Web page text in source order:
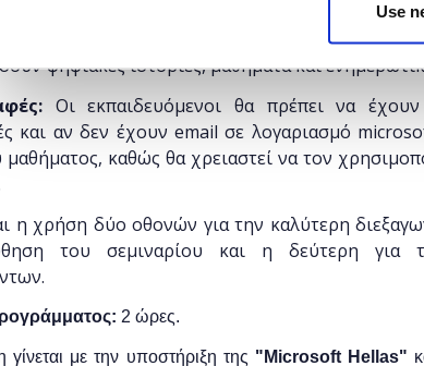
Use
πλαίσια της υβριδικής μάθησης. Κατά την
θα γνωρίσουν το Office Sway και τα
ψηφιακές ιστορίες, μαθήματα και
Οι εκπαιδευόμενοι θα πρέπει να
και αν δεν έχουν email σε λογαριασμό
μαθήματος, καθώς θα χρειαστεί να τον
η χρήση δύο οθονών για την καλύτερη
του σεμιναρίου και η δεύτερη για
2 ώρες.
με την υποστήριξη της " Microsoft Hellas"